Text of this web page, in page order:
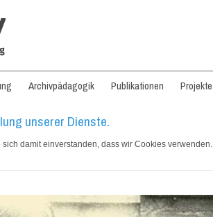
Archivpädagogik Publikationen Projekte
unserer Dienste.
damit einverstanden, dass wir Cookies verwenden.